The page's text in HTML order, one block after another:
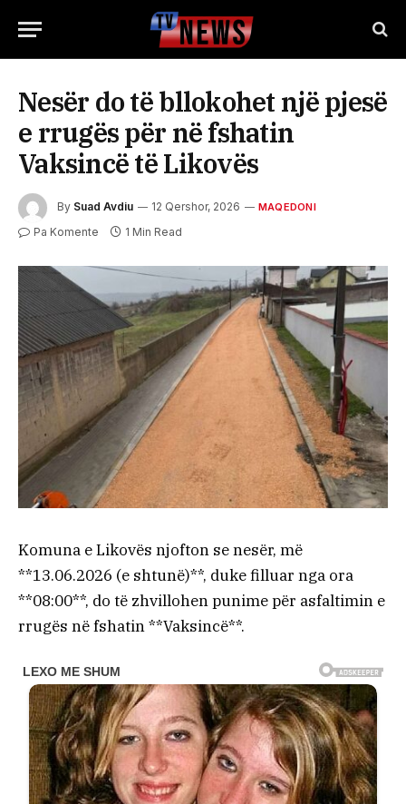
Nesër do të bllokohet një pjesë
e rrugës për në fshatin
Vaksincë të Likovës
By Suad Avdiu 12 Qershor, 2026 MAQEDONI
Pa Komente 1 Min Read
Komuna e Likovës njofton se nesër, më
**13.06.2026 (e shtunë)**, duke filluar nga ora
**08:00**, do të zhvillohen punime për asfaltimin e
rrugës në fshatin **Vaksincë**.